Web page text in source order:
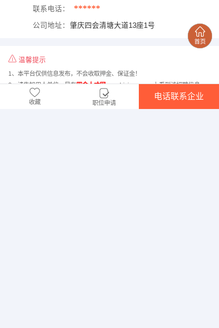
联系电话： ******
公司地址： 肇庆四会清塘大道13座1号
温馨提示
1、本平台仅供信息发布，不会收取押金、保证金！
2、请告知用人单位，是在四会人才网www.bixiu.com.cn上看到该招聘信息
收藏
职位申请
电话联系企业